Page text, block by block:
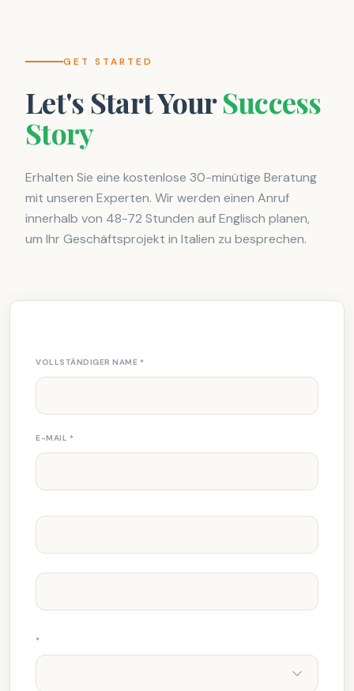
GET STARTED
Let's Start YourSuccess
Story
Erhalten Sie eine kostenlose 30-minütige Beratung
mit unseren Experten. Wir werden einen Anruf
innerhalb von 48-72 Stunden auf Englisch planen,
um Ihr Geschäftsprojekt in Italien zu besprechen.
VOLLSTÄNDIGER NAME *
E-MAIL *
*